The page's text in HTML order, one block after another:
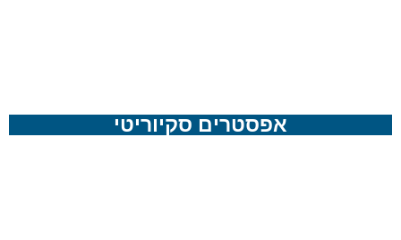
אפסטרים סקיוריטי